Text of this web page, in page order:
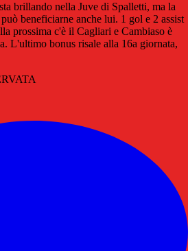
brillando nella Juve di Spalletti, ma la
beneficiarne anche lui. 1 gol e 2 assist
prossima c'è il Cagliari e Cambiaso è
L'ultimo bonus risale alla 16a giornata,